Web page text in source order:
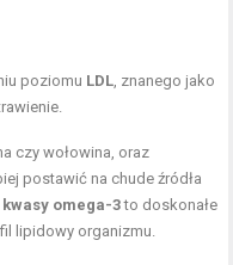
poziomu LDL , znanego jako
czy wołowina, oraz
postawić na chude źródła
omega-3to doskonałe
lipidowy organizmu.